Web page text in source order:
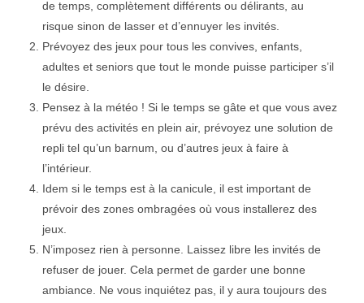
de temps, complètement différents ou délirants, au
risque sinon de lasser et d’ennuyer les invités.
Prévoyez des jeux pour tous les convives, enfants,
adultes et seniors que tout le monde puisse participer s’il
le désire.
Pensez à la météo ! Si le temps se gâte et que vous avez
prévu des activités en plein air, prévoyez une solution de
repli tel qu’un barnum, ou d’autres jeux à faire à
l’intérieur.
Idem si le temps est à la canicule, il est important de
prévoir des zones ombragées où vous installerez des
jeux.
N’imposez rien à personne. Laissez libre les invités de
refuser de jouer. Cela permet de garder une bonne
ambiance. Ne vous inquiétez pas, il y aura toujours des